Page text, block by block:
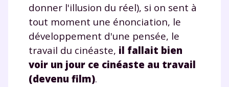
donner l'illusion du réel), si on sent à
tout moment une énonciation, le
développement d'une pensée, le
travail du cinéaste, il fallait bien
voir un jour ce cinéaste au travail
(devenu film).
Votre adresse e-mail sera exclusivement utilisée pour
vous envoyer notre newsletter. Vous pourrez vous
désinscrire à tout moment, à travers le lien de
désinscription présent dans chaque newsletter. Pour
en savoir plus sur la gestion de vos données
personnelles et pour exercer vos droits, vous pouvez
consulternotre charte